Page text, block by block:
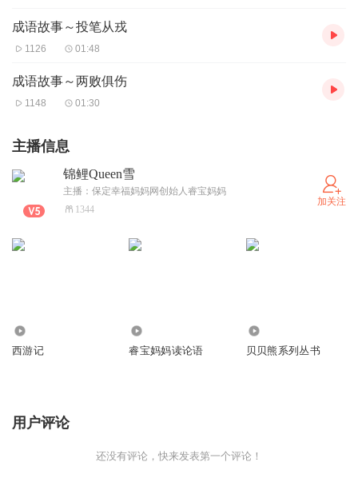
成语故事～投笔从戎
1126 01:48
成语故事～两败俱伤
1148 01:30
主播信息
锦鲤Queen雪
主播：保定幸福妈妈网创始人睿宝妈妈
1344
加关注
西游记 睿宝妈妈读论语 贝贝熊系列丛书
用户评论
还没有评论，快来发表第一个评论！